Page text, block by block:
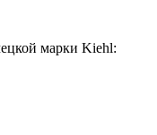
марки Kiehl: